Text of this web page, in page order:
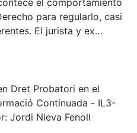
para regularlo, casi
El jurista y ex
Friedrich Karl von
el espíritu del pueblo”1 al
Nada ha cambiado en la
actores más
Derecho siempre va
Dret Probatori en el
Continuada - IL3-
Jordi Nieva Fenoll